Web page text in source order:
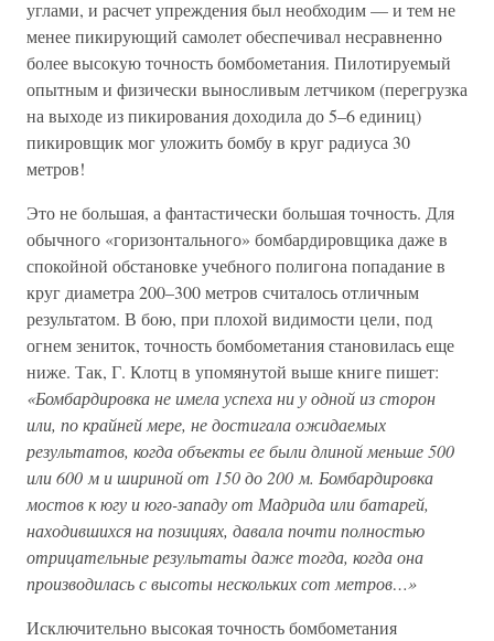
углами, и расчет упреждения был необходим — и тем не
менее пикирующий самолет обеспечивал несравненно
более высокую точность бомбометания. Пилотируемый
опытным и физически выносливым летчиком (перегрузка
на выходе из пикирования доходила до 5–6 единиц)
пикировщик мог уложить бомбу в круг радиуса 30
метров!
Это не большая, а фантастически большая точность. Для
обычного «горизонтального» бомбардировщика даже в
спокойной обстановке учебного полигона попадание в
круг диаметра 200–300 метров считалось отличным
результатом. В бою, при плохой видимости цели, под
огнем зениток, точность бомбометания становилась еще
ниже. Так, Г. Клотц в упомянутой выше книге пишет:
«Бомбардировка не имела успеха ни у одной из сторон
или, по крайней мере, не достигала ожидаемых
результатов, когда объекты ее были длиной меньше 500
или 600 м и шириной от 150 до 200 м. Бомбардировка
мостов к югу и юго-западу от Мадрида или батарей,
находившихся на позициях, давала почти полностью
отрицательные результаты даже тогда, когда она
производилась с высоты нескольких сот метров…»
Исключительно высокая точность бомбометания